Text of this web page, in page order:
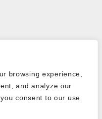
browsing experience,
and analyze our
consent to our use